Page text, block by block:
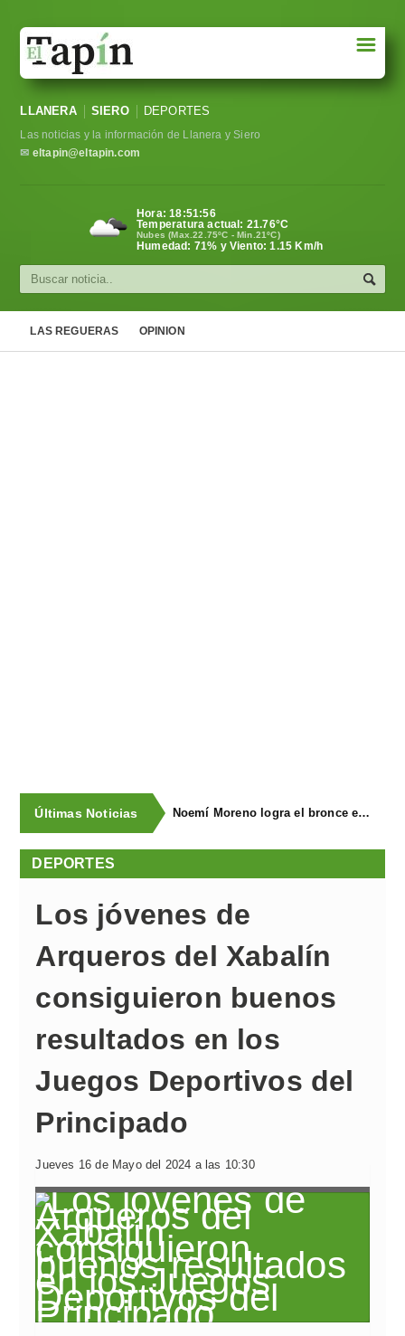
Sociedad
Política
Cultura
☰
LLANERA SIERO DEPORTES
Las noticias y la información de Llanera y Siero
✉ eltapin@eltapin.com
Hora:18:51:57
Temperatura actual: 21.76°C
Nubes (Max.22.75ºC - Min.21ºC)
Humedad: 71% y Viento: 1.15 Km/h
LAS REGUERAS OPINION
Últimas Noticias Noemí Moreno logra el bronce en el XXX Biatlón Ciudad de Gijón
DEPORTES
Los jóvenes de
Arqueros del Xabalín
consiguieron buenos
resultados en los
Juegos Deportivos del
Principado
Jueves 16 de Mayo del 2024 a las 10:30